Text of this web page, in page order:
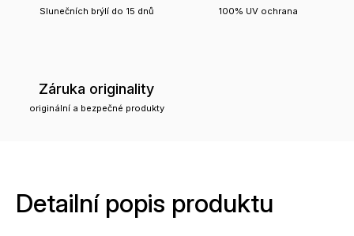
Slunečních brýlí do 15 dnů 100% UV ochrana
Záruka originality
originální a bezpečné produkty
Detailní popis produktu